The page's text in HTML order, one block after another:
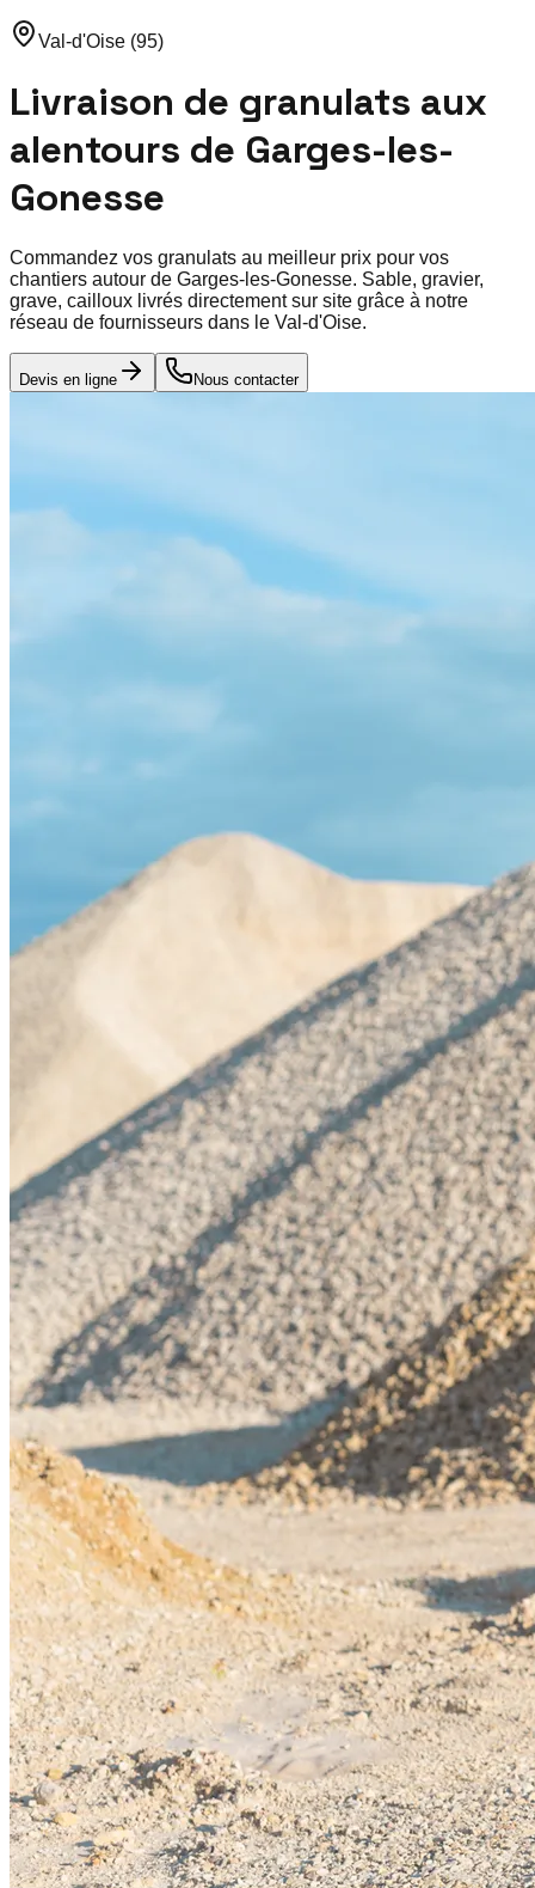
Val-d'Oise (95)
Livraison de granulats aux
alentours de Garges-les-
Gonesse
Commandez vos granulats au meilleur prix pour vos
chantiers autour de Garges-les-Gonesse. Sable, gravier,
grave, cailloux livrés directement sur site grâce à notre
réseau de fournisseurs dans le Val-d'Oise.
Devis en ligne Nous contacter